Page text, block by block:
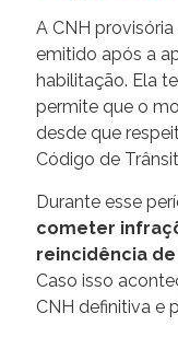
A CNH
emitido após a
habilitação. Ela
permite que o
desde que
Código de
Durante esse
cometer
reincidência
Caso isso
CNH definitiva e